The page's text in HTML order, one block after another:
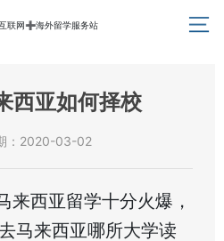
联网➕海外留学服务站
西亚如何择校
：2020-03-02
来西亚留学十分火爆，
马来西亚哪所大学读